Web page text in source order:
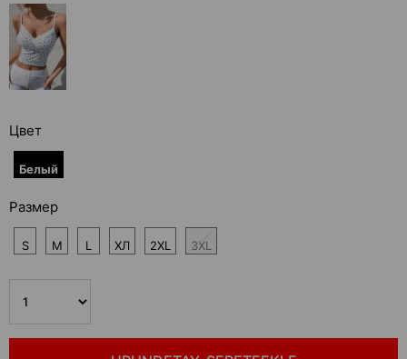
Цвет
Белый
Размер
S M L ХЛ 2XL 3XL